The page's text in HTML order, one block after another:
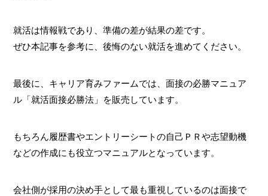
就活は情報戦であり、準備の差が結果の差です。
ぜひ本記事を参考に、後悔のない就活を進めてください。
最後に、キャリア育みファームでは、面接の必勝マニュア
ル「就活面接必勝法」を販売しています。
もちろん履歴書やエントリーシートの自己ＰＲや志望動機
などの作成にも役立つマニュアルとなっています。
会社側が採用の決め手として最も重視しているのは面接で